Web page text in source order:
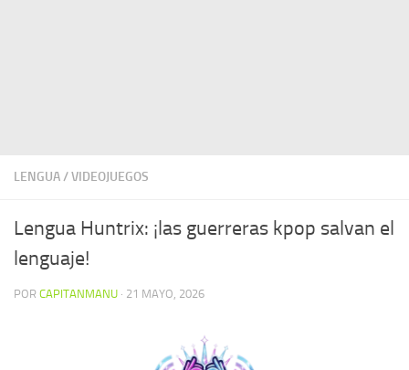
LENGUA/VIDEOJUEGOS
Lengua Huntrix: ¡las guerreras kpop salvan el
lenguaje!
POR CAPITANMANU · 21 MAYO, 2026